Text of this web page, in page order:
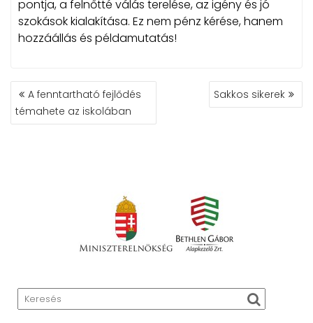
pontja, a felnőtté válás terelése, az igény és jó
szokások kialakítása. Ez nem pénz kérése, hanem
hozzáállás és példamutatás!
BEJEGYZÉS
NAVIGÁCIÓ
A fenntartható fejlődés
témahete az iskolában
Sakkos sikerek